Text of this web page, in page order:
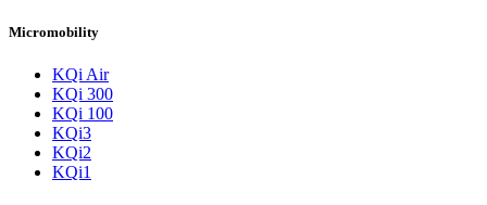
Micromobility
KQi Air
KQi 300
KQi 100
KQi3
KQi2
KQi1